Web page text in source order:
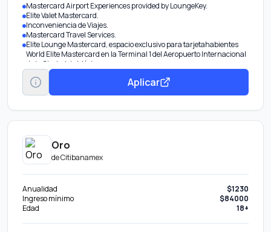
Mastercard Airport Experiences provided by LoungeKey.
Elite Valet Mastercard.
Inconveniencia de Viajes.
Mastercard Travel Services.
Elite Lounge Mastercard, espacio exclusivo para tarjetahabientes
World Elite Mastercard en la Terminal 1 del Aeropuerto Internacional
de la Ciudad de México.
Mastercard Global Service.
Priceless Cities.
Protección de equipaje.
Aplicar
Oro
deCitibanamex
Anualidad
$1230
Ingreso mínimo
$84000
Edad
18+